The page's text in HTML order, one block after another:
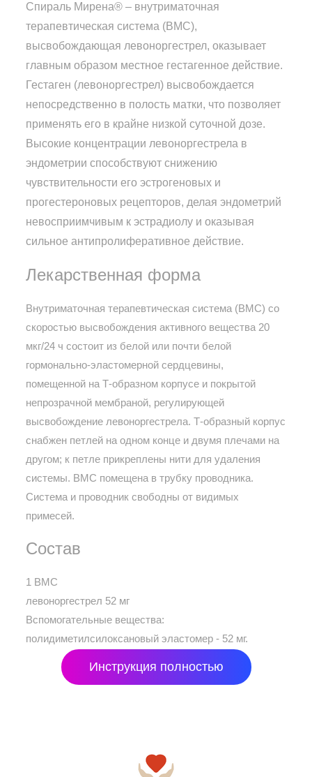
Спираль Мирена® – внутриматочная
терапевтическая система (ВМС),
высвобождающая левоноргестрел, оказывает
главным образом местное гестагенное действие.
Гестаген (левоноргестрел) высвобождается
непосредственно в полость матки, что позволяет
применять его в крайне низкой суточной дозе.
Высокие концентрации левоноргестрела в
эндометрии способствуют снижению
чувствительности его эстрогеновых и
прогестероновых рецепторов, делая эндометрий
невосприимчивым к эстрадиолу и оказывая
сильное антипролиферативное действие.
Лекарственная форма
Внутриматочная терапевтическая система (ВМС) со
скоростью высвобождения активного вещества 20
мкг/24 ч состоит из белой или почти белой
гормонально-эластомерной сердцевины,
помещенной на Т-образном корпусе и покрытой
непрозрачной мембраной, регулирующей
высвобождение левоноргестрела. Т-образный корпус
снабжен петлей на одном конце и двумя плечами на
другом; к петле прикреплены нити для удаления
системы. ВМС помещена в трубку проводника.
Система и проводник свободны от видимых
примесей.
Состав
1 ВМС
левоноргестрел 52 мг
Вспомогательные вещества:
полидиметилсилоксановый эластомер - 52 мг.
Инструкция полностью